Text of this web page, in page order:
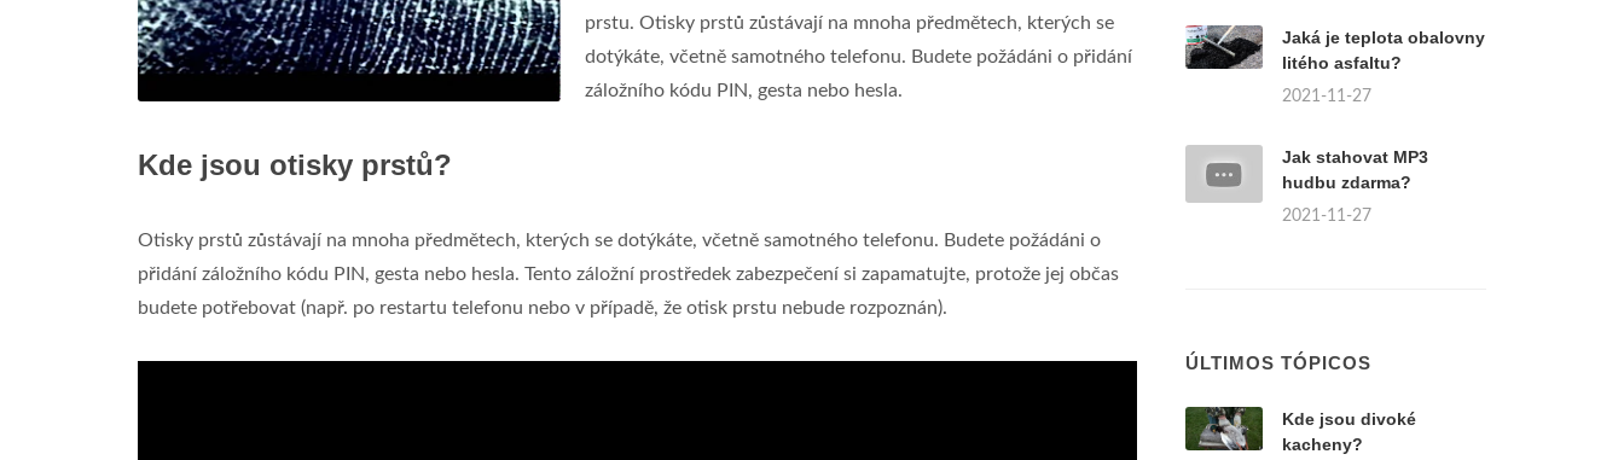
prstu. Otisky prstů zůstávají na mnoha předmětech, kterých se
dotýkáte, včetně samotného telefonu. Budete požádáni o přidání
záložního kódu PIN, gesta nebo hesla.
Kde jsou otisky prstů?
Otisky prstů zůstávají na mnoha předmětech, kterých se dotýkáte, včetně samotného telefonu. Budete požádáni o
přidání záložního kódu PIN, gesta nebo hesla. Tento záložní prostředek zabezpečení si zapamatujte, protože jej občas
budete potřebovat (např. po restartu telefonu nebo v případě, že otisk prstu nebude rozpoznán).
Jaká je teplota obalovny
litého asfaltu?
2021-11-27
Jak stahovat MP3
hudbu zdarma?
2021-11-27
ÚLTIMOS TÓPICOS
Kde jsou divoké
kacheny?